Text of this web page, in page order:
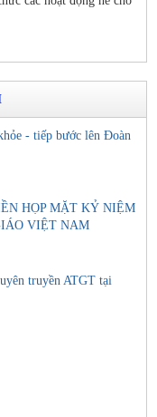
- tiếp bước lên Đoàn
HỌP MẶT KỶ NIỆM
VIỆT NAM
truyền ATGT tại